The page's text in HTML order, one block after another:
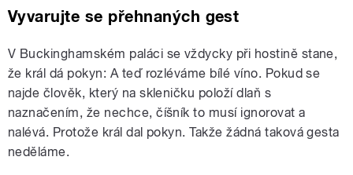
Vyvarujte se přehnaných gest
V Buckinghamském paláci se vždycky při hostině stane,
že král dá pokyn: A teď rozléváme bílé víno. Pokud se
najde člověk, který na skleničku položí dlaň s
naznačením, že nechce, číšník to musí ignorovat a
nalévá. Protože král dal pokyn. Takže žádná taková gesta
neděláme.